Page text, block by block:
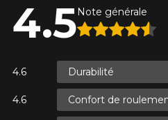
4.5Note générale
Durabilité
Confort de